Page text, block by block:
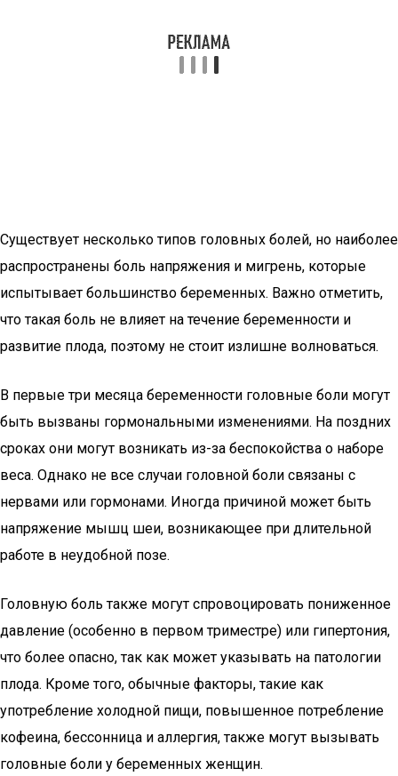
Существует несколько типов головных болей, но наиболее
распространены боль напряжения и мигрень, которые
испытывает большинство беременных. Важно отметить,
что такая боль не влияет на течение беременности и
развитие плода, поэтому не стоит излишне волноваться.
В первые три месяца беременности головные боли могут
быть вызваны гормональными изменениями. На поздних
сроках они могут возникать из-за беспокойства о наборе
веса. Однако не все случаи головной боли связаны с
нервами или гормонами. Иногда причиной может быть
напряжение мышц шеи, возникающее при длительной
работе в неудобной позе.
Головную боль также могут спровоцировать пониженное
давление (особенно в первом триместре) или гипертония,
что более опасно, так как может указывать на патологии
плода. Кроме того, обычные факторы, такие как
употребление холодной пищи, повышенное потребление
кофеина, бессонница и аллергия, также могут вызывать
головные боли у беременных женщин.